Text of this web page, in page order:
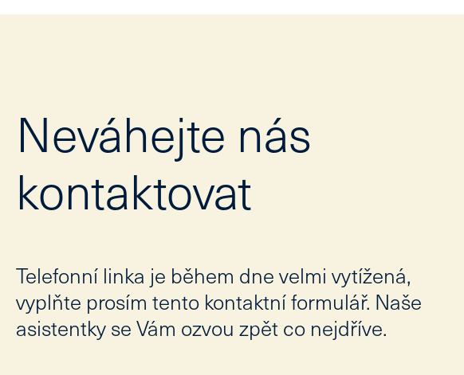
Neváhejte nás
kontaktovat
Telefonní linka je během dne velmi vytížená,
vyplňte prosím tento kontaktní formulář. Naše
asistentky se Vám ozvou zpět co nejdříve.